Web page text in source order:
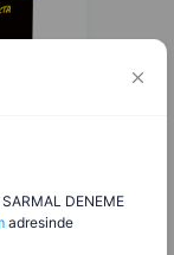
SARMAL DENEME
adresinde